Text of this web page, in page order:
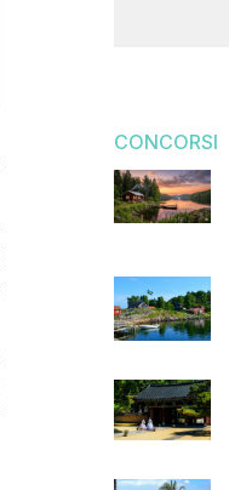
CONCORSI